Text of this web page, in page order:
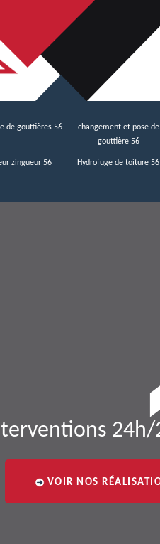
de gouttières 56
changement et pose de
gouttière 56
zingueur 56 Hydrofuge de toiture 56
24h/
VOIR NOS